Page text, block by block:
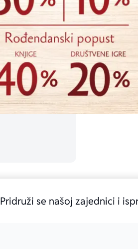
Pridruži se našoj zajednici i